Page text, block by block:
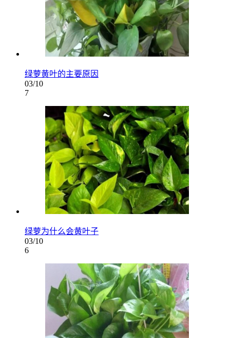
绿萝黄叶的主要原因
03/10
7
绿萝为什么会黄叶子
03/10
6